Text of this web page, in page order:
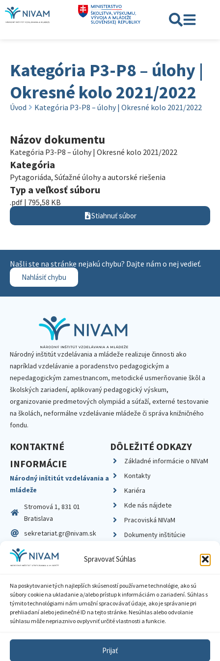
Spravovať Súhlas
Na poskytovanie tých najlepších skúseností používame technológie, ako sú
súbory cookie na ukladanie a/alebo prístup k informáciám o zariadení. Súhlas s
týmito technológiami nám umožní spracovávať údaje, ako je správanie pri
prehliadaní alebo jedinečné ID na tejto stránke. Nesúhlas alebo odvolanie
súhlasu môže nepriaznivo ovplyvniť určité vlastnosti a funkcie.
Prijať
Kategória P3-P8 – úlohy |
Okresné kolo 2021/2022
Úvod Kategória P3-P8 – úlohy | Okresné kolo 2021/2022
Názov dokumentu
Kategória P3-P8 – úlohy | Okresné kolo 2021/2022
Kategória
Pytagoriáda, Súťažné úlohy a autorské riešenia
Typ a veľkosť súboru
.pdf | 795,58 KB
Stiahnuť súbor
Našli ste na stránke nejakú chybu? Dajte nám o nej vedieť.
Nahlásiť chybu
Národný inštitút vzdelávania a mládeže realizuje činnosti ako
napríklad vzdelávanie a poradenstvo pedagogickým a
nepedagogickým zamestnancom, metodické usmerňovanie škôl a
školských zariadení, aplikovaný pedagogický výskum,
organizovanie predmetových olympiád a súťaží, externé testovanie
na školách, neformálne vzdelávanie mládeže či správa knižničného
fondu.
KONTAKTNÉ
INFORMÁCIE
Národný inštitút vzdelávania a
mládeže
Stromová 1, 831 01
Bratislava
sekretariat.gr@nivam.sk
IČO: 00164348
DIČ: 2020798714
DÔLEŽITÉ ODKAZY
Základné informácie o NIVaM
Kontakty
Kariéra
Kde nás nájdete
Pracoviská NIVaM
Dokumenty inštitúcie
Zásady ochrany súkromia
Sprístupnenie informácií